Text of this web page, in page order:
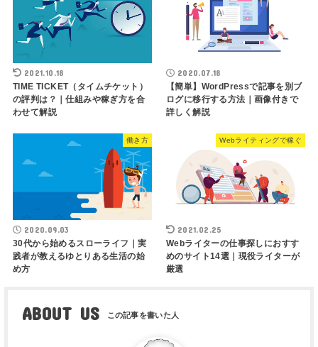
2021.10.18
TIME TICKET（タイムチケット）
の評判は？｜仕組みや稼ぎ方を合
わせて解説
2020.07.18
【簡単】WordPressで記事を別ブ
ログに移行する方法｜画像付きで
詳しく解説
働き方
2020.09.03
30代から始めるスローライフ｜実
践者が教えるゆとりある生活の始
め方
Webライティングで稼ぐ
2021.02.25
Webライターの仕事探しにおすす
めのサイト14選｜現役ライターが
厳選
ABOUT US